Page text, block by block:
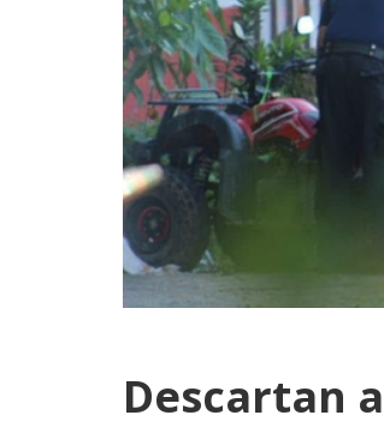
Descartan